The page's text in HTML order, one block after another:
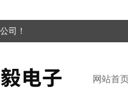
司！
网站首